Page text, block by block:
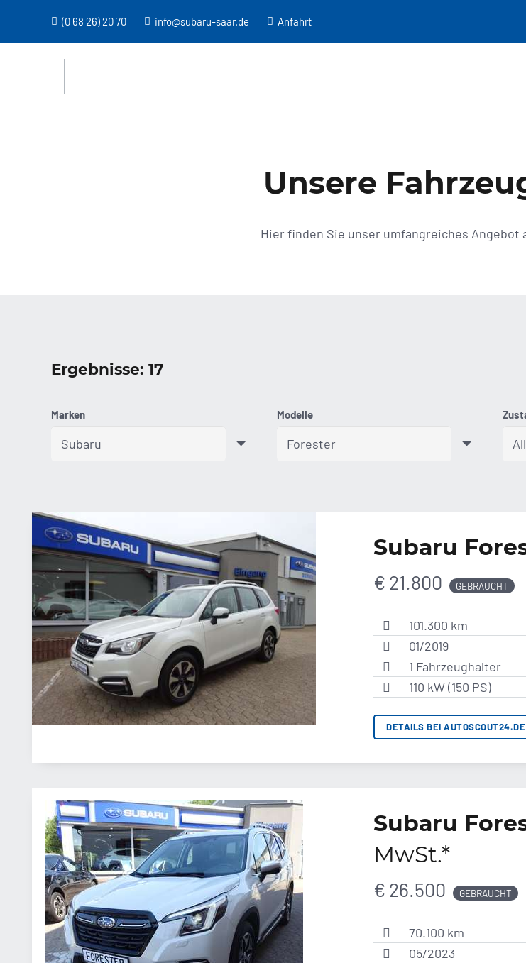
(0 68 26) 20 70 info@subaru-saar.de Anfahrt
Unsere
Hier finden Sie unser umfangreiches Angebot
Ergebnisse: 17
Marken Modelle
Subaru
€ 21.800 GEBRAUCHT
101.300 km
01/2019
1 Fahrzeughalter
110 kW (150 PS)
DETAILS BEI AUTOSCOUT24.DE
Subaru
MwSt.*
€ 26.500 GEBRAUCHT
70.100 km
05/2023